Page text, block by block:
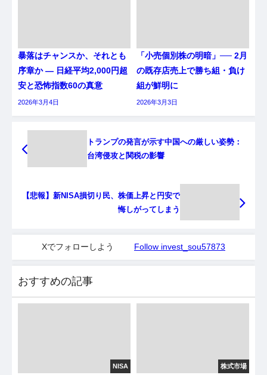
暴落はチャンスか、それとも
序章か ― 日経平均2,000円超
安と恐怖指数60の真意
2026年3月4日
「小売個別株の明暗」── 2月
の既存店売上で勝ち組・負け
組が鮮明に
2026年3月3日
トランプの発言が示す中国への厳しい姿勢：
台湾侵攻と関税の影響
【悲報】新NISA損切り民、株価上昇と円安で
悔しがってしまう
Xでフォローしよう Follow invest_sou57873
おすすめの記事
NISA 株式市場